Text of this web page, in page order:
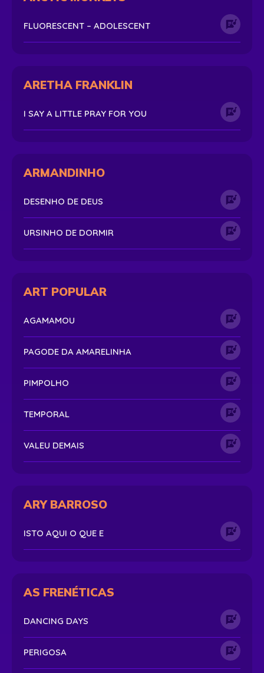
FLUORESCENT – ADOLESCENT
ARETHA FRANKLIN
I SAY A LITTLE PRAY FOR YOU
ARMANDINHO
DESENHO DE DEUS
URSINHO DE DORMIR
ART POPULAR
AGAMAMOU
PAGODE DA AMARELINHA
PIMPOLHO
TEMPORAL
VALEU DEMAIS
ARY BARROSO
ISTO AQUI O QUE E
AS FRENÉTICAS
DANCING DAYS
PERIGOSA